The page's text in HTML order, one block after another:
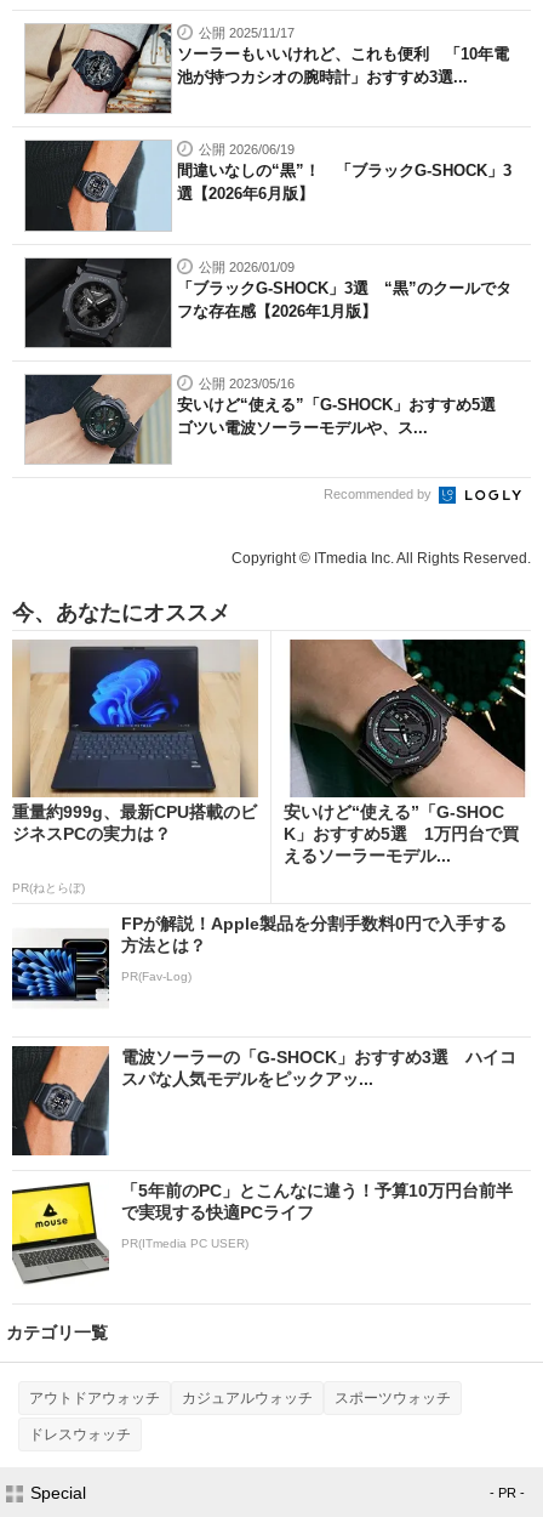
公開 2025/11/17
ソーラーもいいけれど、これも便利 「10年電
池が持つカシオの腕時計」おすすめ3選...
公開 2026/06/19
間違いなしの“黒”！ 「ブラックG-SHOCK」3
選【2026年6月版】
公開 2026/01/09
「ブラックG-SHOCK」3選 “黒”のクールでタ
フな存在感【2026年1月版】
公開 2023/05/16
安いけど“使える”「G-SHOCK」おすすめ5選
ゴツい電波ソーラーモデルや、ス...
Recommended by
Copyright © ITmedia Inc. All Rights Reserved.
今、あなたにオススメ
重量約999g、最新CPU搭載のビ
ジネスPCの実力は？
PR(ねとらぼ)
安いけど“使える”「G-SHOC
K」おすすめ5選 1万円台で買
えるソーラーモデル...
FPが解説！Apple製品を分割手数料0円で入手する
方法とは？
PR(Fav-Log)
電波ソーラーの「G-SHOCK」おすすめ3選 ハイコ
スパな人気モデルをピックアッ...
「5年前のPC」とこんなに違う！予算10万円台前半
で実現する快適PCライフ
PR(ITmedia PC USER)
カテゴリ一覧
アウトドアウォッチ カジュアルウォッチ スポーツウォッチ
ドレスウォッチ
Special - PR -